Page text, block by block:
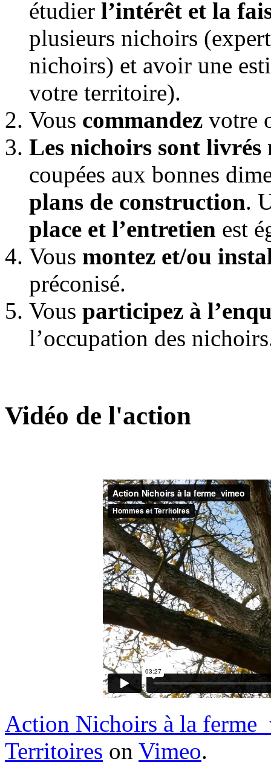
étudier l’intérêt et la
plusieurs nichoirs
nichoirs) et avoir une
votre territoire).
Vous commandez votre
Les nichoirs sont livrés
coupées aux bonnes
plans de construction.
place et l’entretien est
Vous montez et/ou
préconisé.
Vous participez à
l’occupation des
Vidéo de l'action
Action Nichoirs à la
Territoires on Vimeo.